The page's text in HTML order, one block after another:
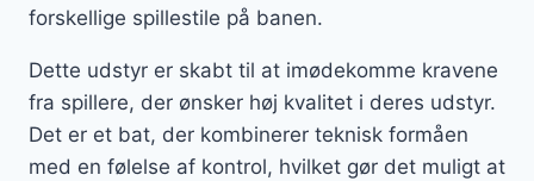
forskellige spillestile på banen.
Dette udstyr er skabt til at imødekomme kravene
fra spillere, der ønsker høj kvalitet i deres udstyr.
Det er et bat, der kombinerer teknisk formåen
med en følelse af kontrol, hvilket gør det muligt at